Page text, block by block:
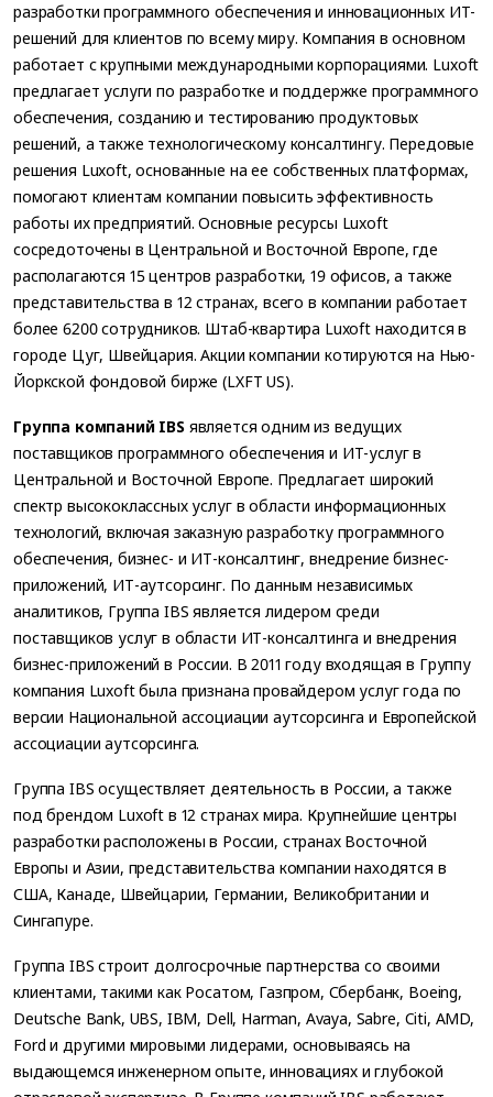
разработки программного обеспечения и инновационных ИТ-
решений для клиентов по всему миру. Компания в основном
работает с крупными международными корпорациями. Luxoft
предлагает услуги по разработке и поддержке программного
обеспечения, созданию и тестированию продуктовых
решений, а также технологическому консалтингу. Передовые
решения Luxoft, основанные на ее собственных платформах,
помогают клиентам компании повысить эффективность
работы их предприятий. Основные ресурсы Luxoft
сосредоточены в Центральной и Восточной Европе, где
располагаются 15 центров разработки, 19 офисов, а также
представительства в 12 странах, всего в компании работает
более 6200 сотрудников. Штаб-квартира Luxoft находится в
городе Цуг, Швейцария. Акции компании котируются на Нью-
Йоркской фондовой бирже (LXFT US).
Группа компаний IBSявляется одним из ведущих
поставщиков программного обеспечения и ИТ-услуг в
Центральной и Восточной Европе. Предлагает широкий
спектр высококлассных услуг в области информационных
технологий, включая заказную разработку программного
обеспечения, бизнес- и ИТ-консалтинг, внедрение бизнес-
приложений, ИТ-аутсорсинг. По данным независимых
аналитиков, Группа IBS является лидером среди
поставщиков услуг в области ИТ-консалтинга и внедрения
бизнес-приложений в России. В 2011 году входящая в Группу
компания Luxoft была признана провайдером услуг года по
версии Национальной ассоциации аутсорсинга и Европейской
ассоциации аутсорсинга.
Группа IBS осуществляет деятельность в России, а также
под брендом Luxoft в 12 странах мира. Крупнейшие центры
разработки расположены в России, странах Восточной
Европы и Азии, представительства компании находятся в
США, Канаде, Швейцарии, Германии, Великобритании и
Сингапуре.
Группа IBS строит долгосрочные партнерства со своими
клиентами, такими как Росатом, Газпром, Сбербанк, Boeing,
Deutsche Bank, UBS, IBM, Dell, Harman, Avaya, Sabre, Citi, AMD,
Ford и другими мировыми лидерами, основываясь на
выдающемся инженерном опыте, инновациях и глубокой